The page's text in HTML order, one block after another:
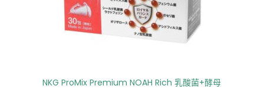
NKG ProMix Premium NOAH Rich 乳酸菌+酵母